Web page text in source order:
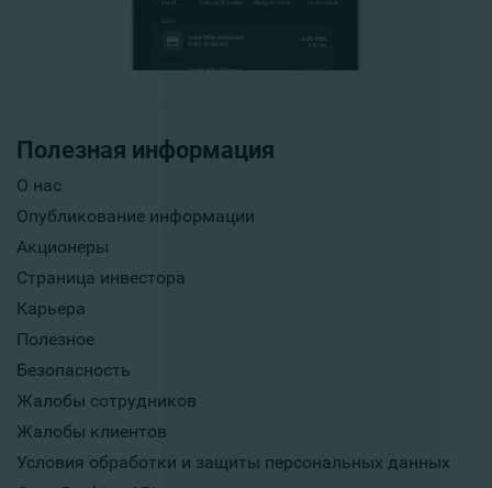
Полезная информация
О нас
Опубликование информации
Акционеры
Страница инвестора
Карьера
Полезное
Безопасность
Жалобы сотрудников
Жалобы клиентов
Условия обработки и защиты персональных данных